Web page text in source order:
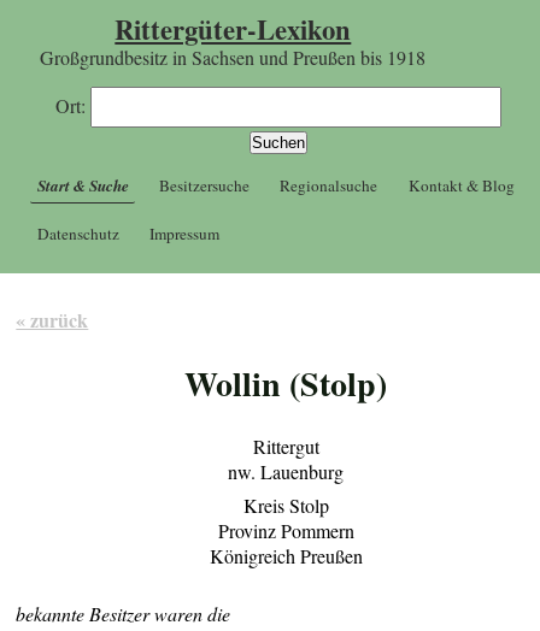
Rittergüter-Lexikon
Großgrundbesitz in Sachsen und Preußen bis 1918
Ort:
Start & Suche Besitzersuche Regionalsuche Kontakt & Blog
Datenschutz Impressum
« zurück
Wollin (Stolp)
Rittergut
nw. Lauenburg
Kreis Stolp
Provinz Pommern
Königreich Preußen
bekannte Besitzer waren die